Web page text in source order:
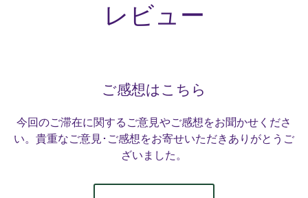
レビュー
ご感想はこちら
今回のご滞在に関するご意見やご感想をお聞かせくださ
い。貴重なご意見･ご感想をお寄せいただきありがとうご
ざいました。